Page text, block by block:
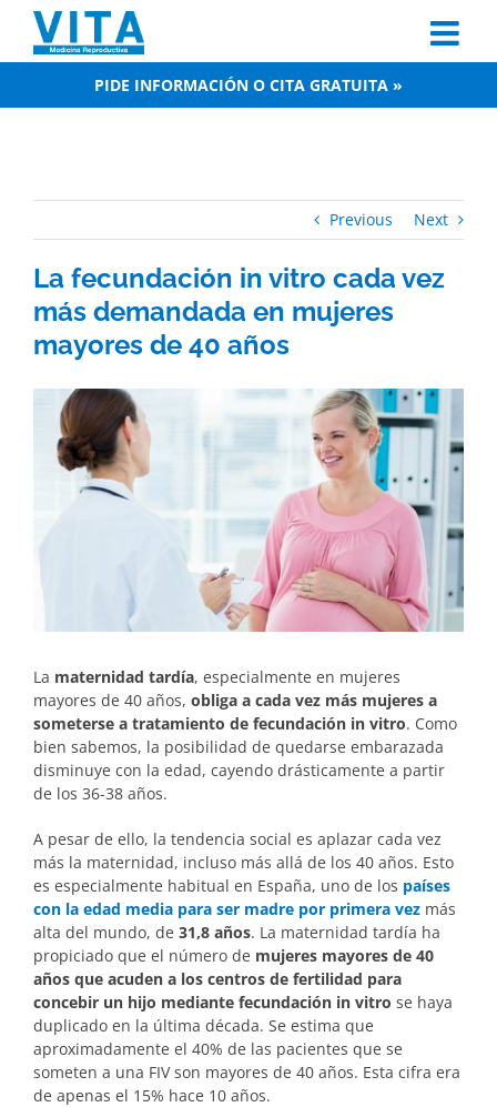
content
PIDE INFORMACIÓN O CITA GRATUITA »
Previous Next
La fecundación in vitro cada vez
más demandada en mujeres
mayores de 40 años
View
Larger
Image
La maternidad tardía, especialmente en mujeres
mayores de 40 años, obliga a cada vez más mujeres a
someterse a tratamiento de fecundación in vitro. Como
bien sabemos, la posibilidad de quedarse embarazada
disminuye con la edad, cayendo drásticamente a partir
de los 36-38 años.
A pesar de ello, la tendencia social es aplazar cada vez
más la maternidad, incluso más allá de los 40 años. Esto
es especialmente habitual en España, uno de los países
con la edad media para ser madre por primera vez más
alta del mundo, de 31,8 años. La maternidad tardía ha
propiciado que el número de mujeres mayores de 40
años que acuden a los centros de fertilidad para
concebir un hijo mediante fecundación in vitro se haya
duplicado en la última década. Se estima que
aproximadamente el 40% de las pacientes que se
someten a una FIV son mayores de 40 años. Esta cifra era
de apenas el 15% hace 10 años.